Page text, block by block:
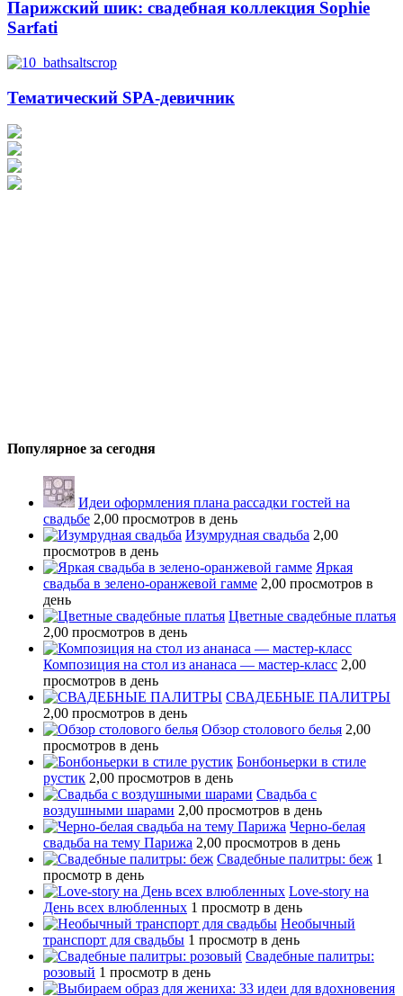
Парижский шик: свадебная коллекция Sophie
Sarfati
Тематический SPA-девичник
Популярное за сегодня
Идеи оформления плана рассадки гостей на
свадьбе 2,00 просмотров в день
Изумрудная свадьба 2,00
просмотров в день
Яркая
свадьба в зелено-оранжевой гамме 2,00 просмотров в
день
Цветные свадебные платья
2,00 просмотров в день
Композиция на стол из ананаса — мастер-класс 2,00
просмотров в день
СВАДЕБНЫЕ ПАЛИТРЫ
2,00 просмотров в день
Обзор столового белья 2,00
просмотров в день
Бонбоньерки в стиле
рустик 2,00 просмотров в день
Свадьба с
воздушными шарами 2,00 просмотров в день
Черно-белая
свадьба на тему Парижа 2,00 просмотров в день
Свадебные палитры: беж 1
просмотр в день
Love-story на
День всех влюбленных 1 просмотр в день
Необычный
транспорт для свадьбы 1 просмотр в день
Свадебные палитры:
розовый 1 просмотр в день